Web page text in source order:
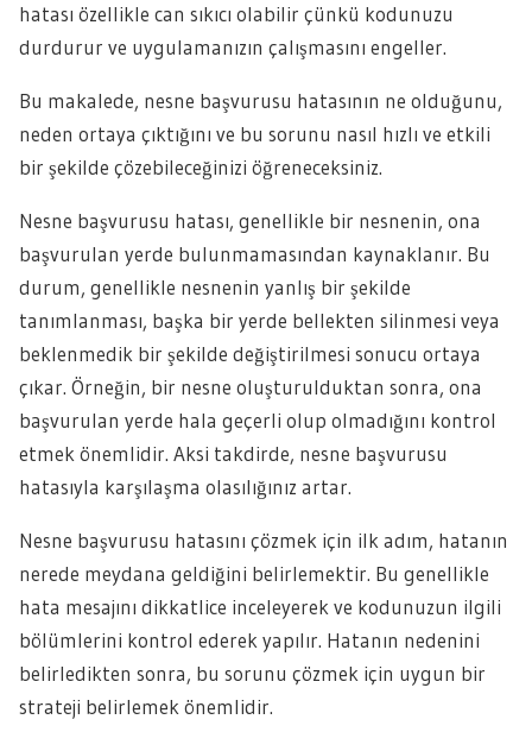
hatası özellikle can sıkıcı olabilir çünkü kodunuzu
durdurur ve uygulamanızın çalışmasını engeller.
Bu makalede, nesne başvurusu hatasının ne olduğunu,
neden ortaya çıktığını ve bu sorunu nasıl hızlı ve etkili
bir şekilde çözebileceğinizi öğreneceksiniz.
Nesne başvurusu hatası, genellikle bir nesnenin, ona
başvurulan yerde bulunmamasından kaynaklanır. Bu
durum, genellikle nesnenin yanlış bir şekilde
tanımlanması, başka bir yerde bellekten silinmesi veya
beklenmedik bir şekilde değiştirilmesi sonucu ortaya
çıkar. Örneğin, bir nesne oluşturulduktan sonra, ona
başvurulan yerde hala geçerli olup olmadığını kontrol
etmek önemlidir. Aksi takdirde, nesne başvurusu
hatasıyla karşılaşma olasılığınız artar.
Nesne başvurusu hatasını çözmek için ilk adım, hatanın
nerede meydana geldiğini belirlemektir. Bu genellikle
hata mesajını dikkatlice inceleyerek ve kodunuzun ilgili
bölümlerini kontrol ederek yapılır. Hatanın nedenini
belirledikten sonra, bu sorunu çözmek için uygun bir
strateji belirlemek önemlidir.